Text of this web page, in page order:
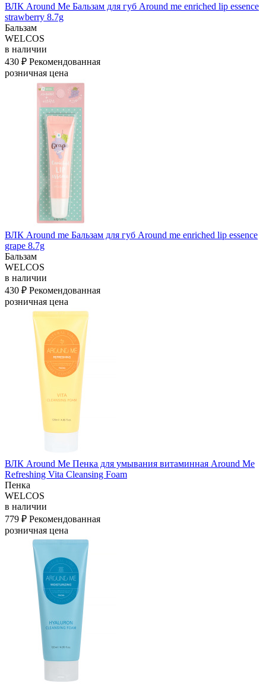
ВЛК Around Me Бальзам для губ Around me enriched lip essence
strawberry 8.7g
Бальзам
WELCOS
в наличии
430 ₽ Рекомендованная
розничная цена
ВЛК Around me Бальзам для губ Around me enriched lip essence
grape 8.7g
Бальзам
WELCOS
в наличии
430 ₽ Рекомендованная
розничная цена
ВЛК Around Me Пенка для умывания витаминная Around Me
Refreshing Vita Cleansing Foam
Пенка
WELCOS
в наличии
779 ₽ Рекомендованная
розничная цена